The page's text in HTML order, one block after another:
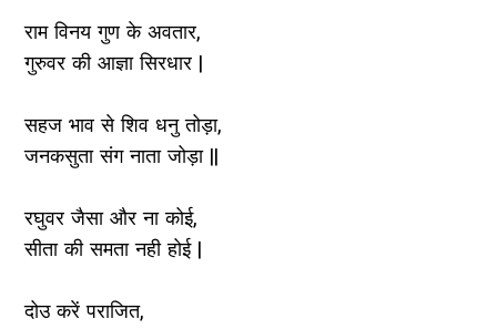
राम विनय गुण के अवतार,
गुरुवर की आज्ञा सिरधार |
सहज भाव से शिव धनु तोड़ा,
जनकसुता संग नाता जोड़ा ||
रघुवर जैसा और ना कोई,
सीता की समता नही होई |
दोउ करें पराजित,